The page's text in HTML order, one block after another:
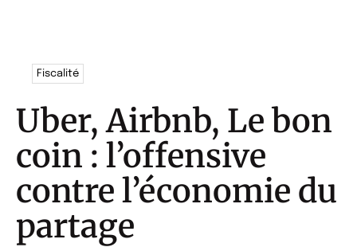
Fiscalité
Uber, Airbnb, Le bon
coin : l’offensive
contre l’économie du
partage